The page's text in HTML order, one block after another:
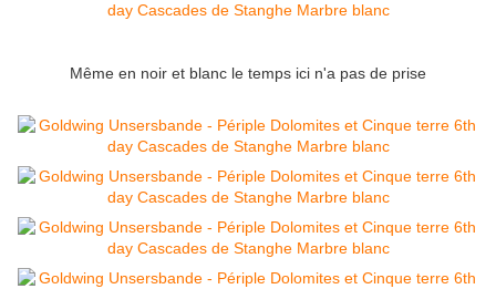
Même en noir et blanc le temps ici n'a pas de prise